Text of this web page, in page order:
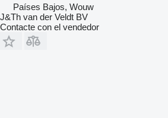
Países Bajos, Wouw
J&Th van der Veldt BV
Contacte con el vendedor